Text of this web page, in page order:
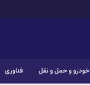
خودرو و حمل و نقل فناوری